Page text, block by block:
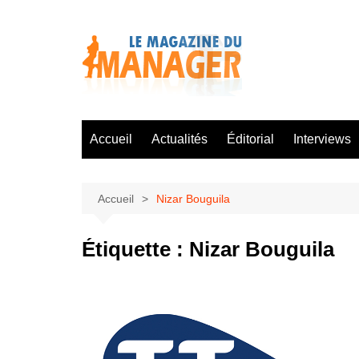
Accueil Actualités Éditorial Interviews
Accueil Nizar Bouguila
Étiquette : Nizar Bouguila